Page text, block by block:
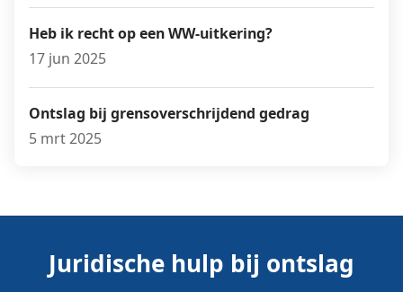
Heb ik recht op een WW-uitkering?
17 jun 2025
Ontslag bij grensoverschrijdend gedrag
5 mrt 2025
Juridische hulp bij ontslag